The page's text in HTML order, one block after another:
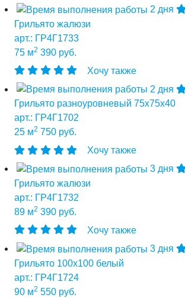
2 дня
Грильято жалюзи
арт.: ГР4Г1733
75 м2 390 руб.
Хочу также
2 дня
Грильято разноуровневый 75х75х40
арт.: ГР4Г1702
25 м2 750 руб.
Хочу также
3 дня
Грильято жалюзи
арт.: ГР4Г1732
89 м2 390 руб.
Хочу также
3 дня
Грильято 100х100 белый
арт.: ГР4Г1724
90 м2 550 руб.